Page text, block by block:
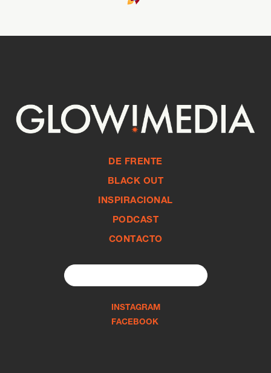
DE FRENTE
BLACK OUT
INSPIRACIONAL
PODCAST
CONTACTO
for:
INSTAGRAM
FACEBOOK